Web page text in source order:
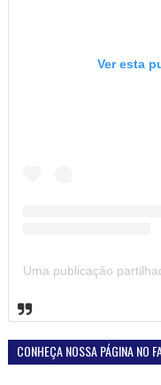
Ver esta
CONHEÇA NOSSA PÁGINA NO